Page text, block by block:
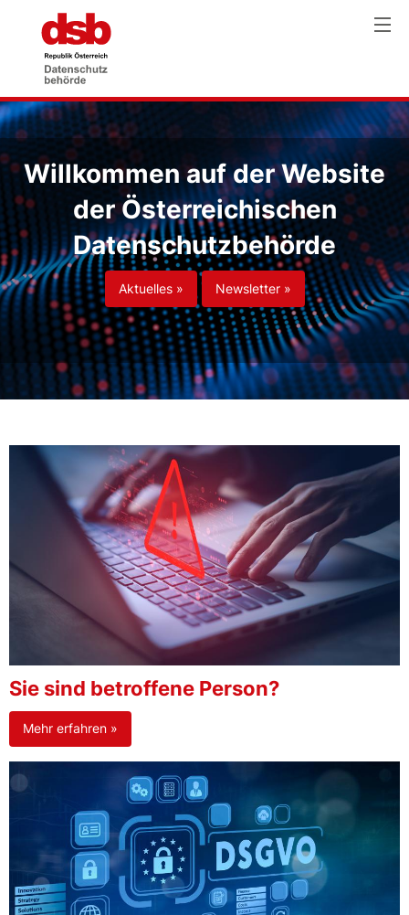
Willkommen auf der Website
der Österreichischen
Datenschutzbehörde
Aktuelles » Newsletter »
Sie sind betroffene Person?
Mehr erfahren »